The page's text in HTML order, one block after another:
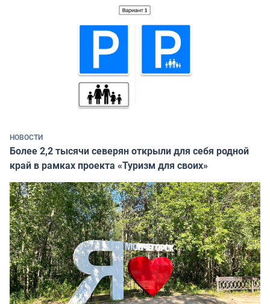
НОВОСТИ
Более 2,2 тысячи северян открыли для себя родной
край в рамках проекта «Туризм для своих»